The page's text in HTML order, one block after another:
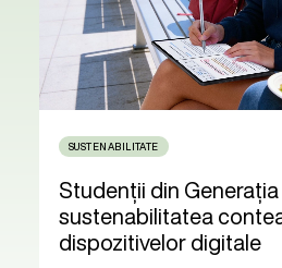
SUSTENABILITATE
Studenții din
sustenabilitatea
dispozitivelor digitale